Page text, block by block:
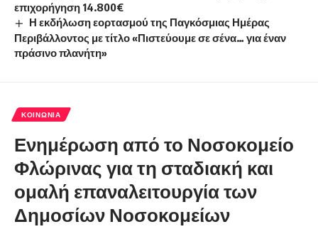
επιχορήγηση 14.800€
Η εκδήλωση εορτασμού της Παγκόσμιας Ημέρας
Περιβάλλοντος με τίτλο «Πιστεύουμε σε σένα… για έναν
πράσινο πλανήτη»
ΚΟΙΝΩΝΊΑ
Ενημέρωση από το Νοσοκομείο
Φλώρινας για τη σταδιακή και
ομαλή επαναλειτουργία των
Δημοσίων Νοσοκομείων